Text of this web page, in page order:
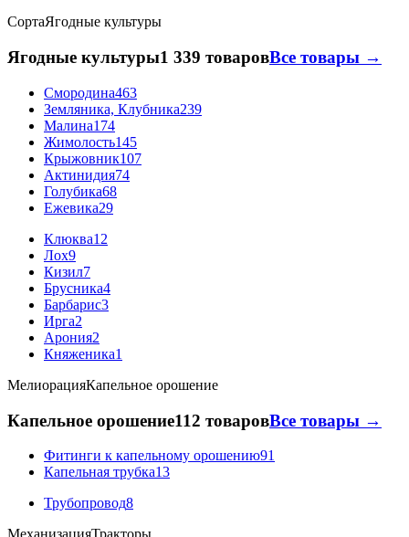
СортаЯгодные культуры
Ягодные культуры1 339 товаровВсе товары →
Смородина463
Земляника, Клубника239
Малина174
Жимолость145
Крыжовник107
Актинидия74
Голубика68
Ежевика29
Клюква12
Лох9
Кизил7
Брусника4
Барбарис3
Ирга2
Арония2
Княженика1
МелиорацияКапельное орошение
Капельное орошение112 товаровВсе товары →
Фитинги к капельному орошению91
Капельная трубка13
Трубопровод8